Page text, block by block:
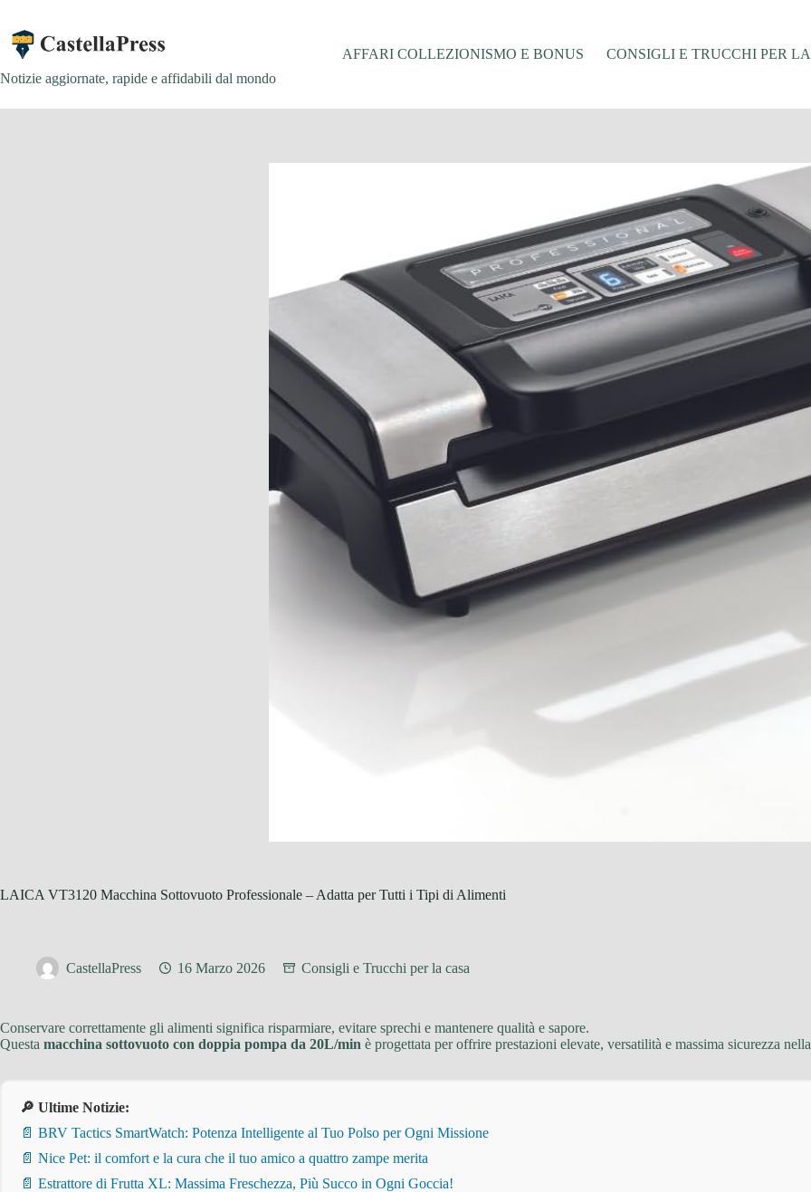
contenuto
Notizie aggiornate, rapide e affidabili dal mondo
AFFARI COLLEZIONISMO E BONUS CONSIGLI E TRUCCHI PER
LAICA VT3120 Macchina Sottovuoto Professionale – Adatta per Tutti i Tipi di Alimenti
CastellaPress 16 Marzo 2026 Consigli e Trucchi per la casa
Conservare correttamente gli alimenti significa risparmiare, evitare sprechi e mantenere qualità e sapore.
Questa macchina sottovuoto con doppia pompa da 20L/min è progettata per offrire prestazioni elevate, versatilità e massima sicurezza
🔎 Ultime Notizie:
📄 BRV Tactics SmartWatch: Potenza Intelligente al Tuo Polso per Ogni Missione
📄 Nice Pet: il comfort e la cura che il tuo amico a quattro zampe merita
📄 Estrattore di Frutta XL: Massima Freschezza, Più Succo in Ogni Goccia!